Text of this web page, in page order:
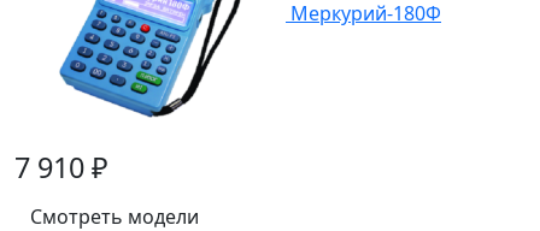
Меркурий-180Ф
7 910 ₽
Смотреть модели